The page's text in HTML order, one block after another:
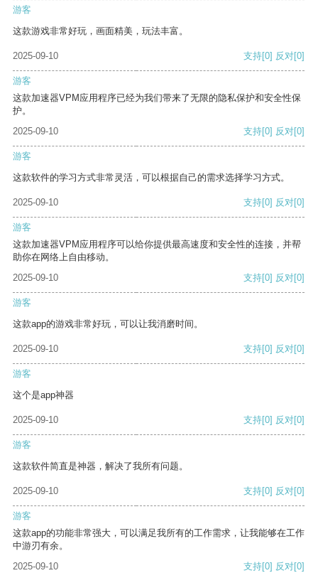
游客
这款游戏非常好玩，画面精美，玩法丰富。
2025-09-10 支持[0] 反对[0]
游客
这款加速器VPM应用程序已经为我们带来了无限的隐私保护和安全性保
护。
2025-09-10
支持[0] 反对[0]
游客
这款软件的学习方式非常灵活，可以根据自己的需求选择学习方式。
2025-09-10 支持[0] 反对[0]
游客
这款加速器VPM应用程序可以给你提供最高速度和安全性的连接，并帮
助你在网络上自由移动。
2025-09-10
支持[0] 反对[0]
游客
这款app的游戏非常好玩，可以让我消磨时间。
2025-09-10 支持[0] 反对[0]
游客
这个是app神器
2025-09-10 支持[0] 反对[0]
游客
这款软件简直是神器，解决了我所有问题。
2025-09-10 支持[0] 反对[0]
游客
这款app的功能非常强大，可以满足我所有的工作需求，让我能够在工作
中游刃有余。
2025-09-10
支持[0] 反对[0]